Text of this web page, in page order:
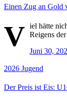
Einen Zug an Gold
V iel hätte
Reigens
Juni 30,
2026 Jugend
Der Preis ist Eis: